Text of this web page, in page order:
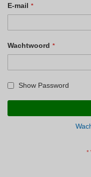
E-mail
Wachtwoord
Show Password